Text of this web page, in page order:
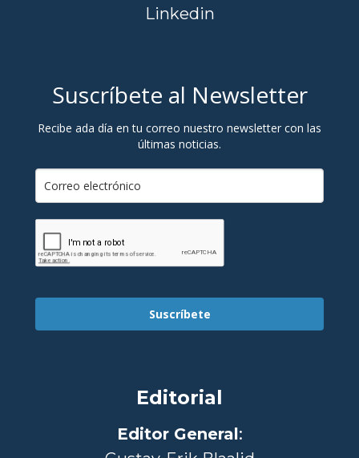
Linkedin
Suscríbete al Newsletter
Recibe ada día en tu correo nuestro newsletter con las
últimas noticias.
Suscríbete
Editorial
Editor General: